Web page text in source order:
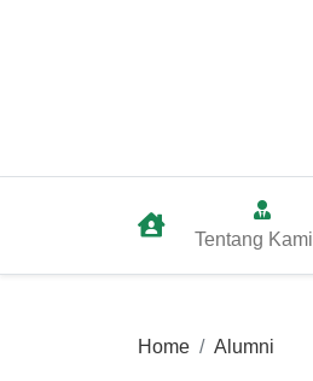
Tentang Kami
Home Alumni